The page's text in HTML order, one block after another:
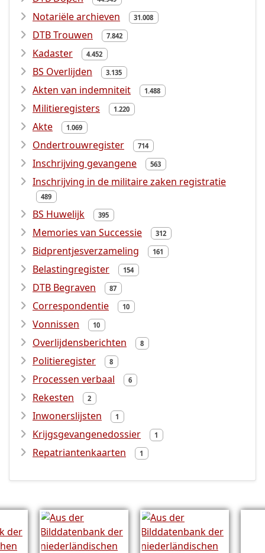
Notariële archieven 31.008
DTB Trouwen 7.842
Kadaster 4.452
BS Overlijden 3.135
Akten van indemniteit 1.488
Militieregisters 1.220
Akte 1.069
Ondertrouwregister 714
Inschrijving gevangene 563
Inschrijving in de militaire zaken registratie
489
BS Huwelijk 395
Memories van Successie 312
Bidprentjesverzameling 161
Belastingregister 154
DTB Begraven 87
Correspondentie 10
Vonnissen 10
Overlijdensberichten 8
Politieregister 8
Processen verbaal 6
Rekesten 2
Inwonerslijsten 1
Krijgsgevangenedossier 1
Repatriantenkaarten 1